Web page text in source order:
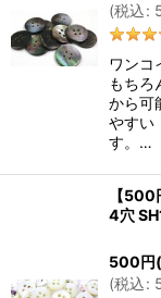
(税込:
ワンコ
もちろ
から可
やすい
す。…
【
4穴
500円
(税込: